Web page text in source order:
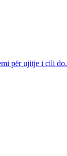
për ujitje i cili